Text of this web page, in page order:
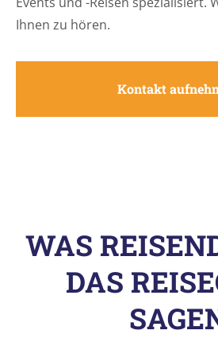
Ihnen zu hören.
Kontakt
WAS
DAS